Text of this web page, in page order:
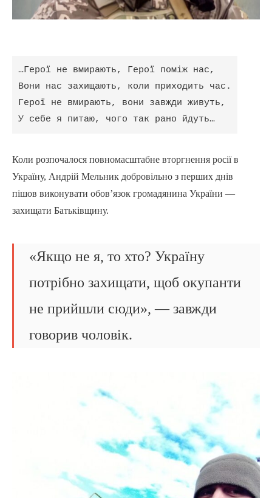
…Герої не вмирають, Герої поміж нас,
Вони нас захищають, коли приходить час.
Герої не вмирають, вони завжди живуть,
У себе я питаю, чого так рано йдуть…
Коли розпочалося повномасштабне вторгнення росії в
Україну, Андрій Мельник добровільно з перших днів
пішов виконувати обов’язок громадянина України —
захищати Батьківщину.
«Якщо не я, то хто? Україну
потрібно захищати, щоб окупанти
не прийшли сюди», — завжди
говорив чоловік.